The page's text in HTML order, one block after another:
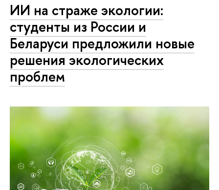
ИИ на страже экологии:
студенты из России и
Беларуси предложили новые
решения экологических
проблем